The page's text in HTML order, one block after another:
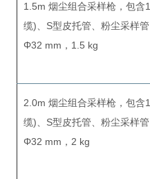
1.5m 烟尘组合采样枪，包含
缆)、S型皮托管、粉尘采样
Φ32 mm，1.5 kg
2.0m 烟尘组合采样枪，包含
缆)、S型皮托管、粉尘采样
Φ32 mm，2 kg